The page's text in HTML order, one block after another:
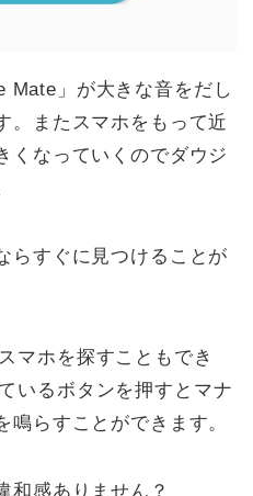
Mate」が大きな音をだし
。またスマホをもって近
くなっていくのでダウジ
らすぐに見つけることが
マホを探すこともでき
いるボタンを押すとマナ
鳴らすことができます。
和感ありません？